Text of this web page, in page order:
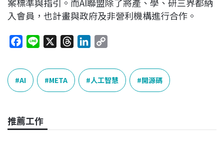
案標準與指引。而AI聯盟除了將產、學、研三界都納
入會員，也計畫與政府及非營利機構進行合作。
c
e
b
o
k
n
e
n
k
e
n
p
y
L
k
AI META 人工智慧 開源碼
推薦工作